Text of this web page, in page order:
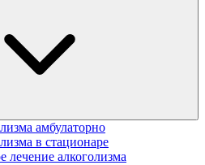
амбулаторно
в стационаре
лечение алкоголизма